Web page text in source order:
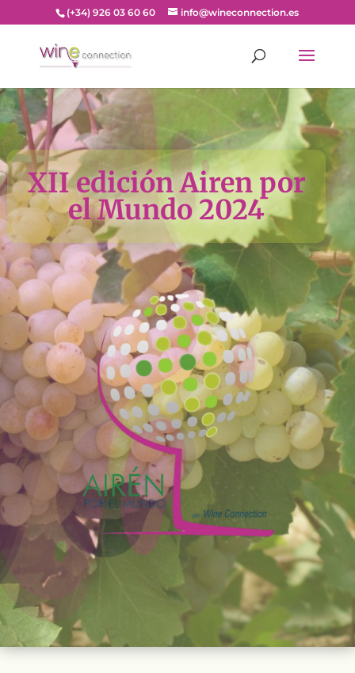
(+34) 926 03 60 60 info@wineconnection.es
XII edición Airen por
el Mundo 2024